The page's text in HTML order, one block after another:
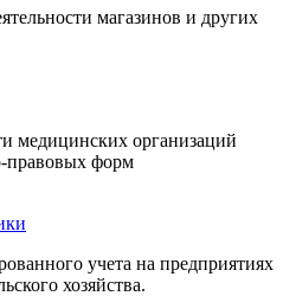
магазинов и других
медицинских организаций
правовых форм
учета на предприятиях
хозяйства.